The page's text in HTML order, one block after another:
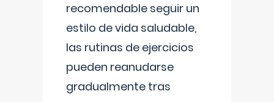
recomendable seguir un
estilo de vida saludable,
las rutinas de ejercicios
pueden reanudarse
gradualmente tras